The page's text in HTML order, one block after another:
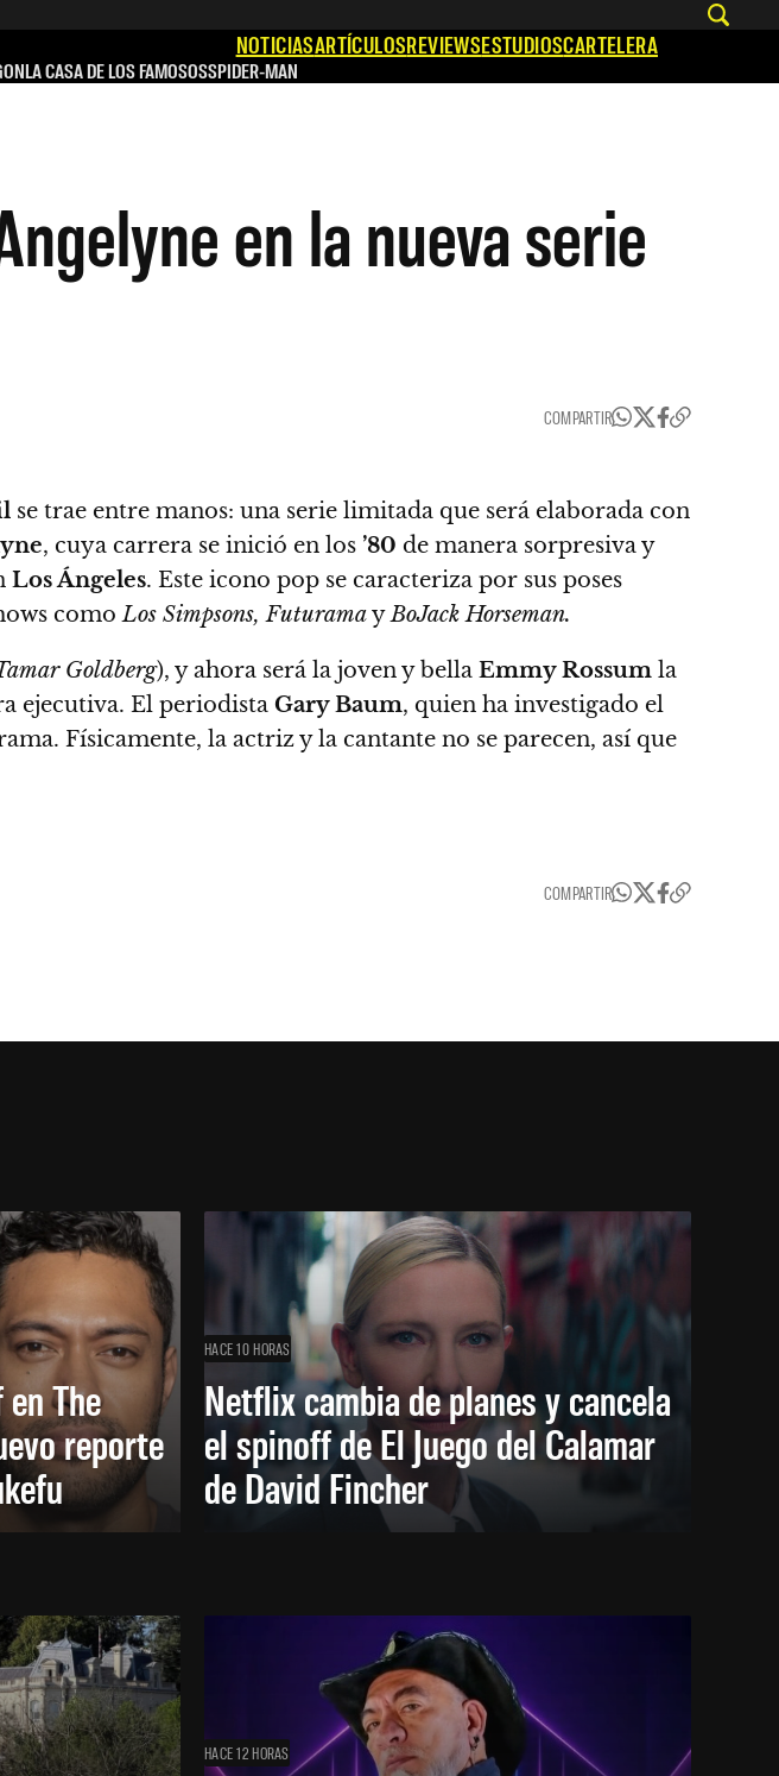
NOTICIASARTÍCULOSREVIEWSESTUDIOSCARTELERA
LA CASA DE LOS FAMOSOSSPIDER-MAN
en la nueva serie
COMPARTIR
se trae entre manos: una serie limitada que será elaborada con
, cuya carrera se inició en los ’80 de manera sorpresiva y
Los Ángeles. Este icono pop se caracteriza por sus poses
comoLos Simpsons, FuturamayBoJack Horseman.
Goldberg), y ahora será la joven y bella Emmy Rossum la
ejecutiva. El periodista Gary Baum, quien ha investigado el
Físicamente, la actriz y la cantante no se parecen, así que
COMPARTIR
The
reporte
HACE 10 HORAS
Netflix cambia de planes y cancela
el spinoff de El Juego del Calamar
de David Fincher
HACE 12 HORAS